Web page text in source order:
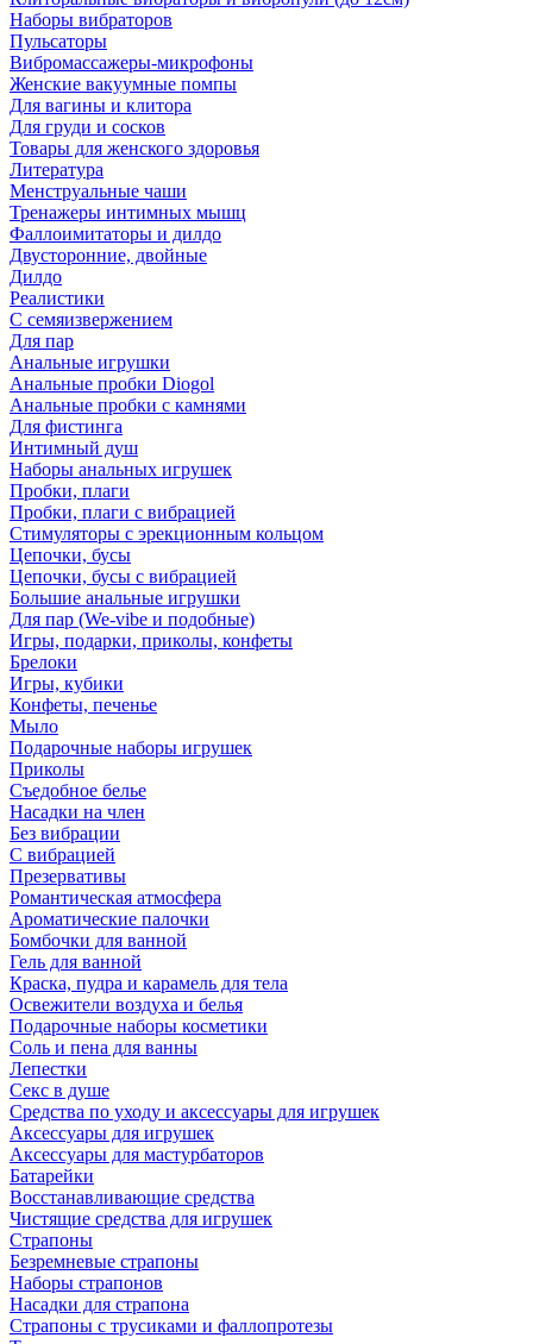
Наборы вибраторов
Пульсаторы
Вибромассажеры-микрофоны
Женские вакуумные помпы
Для вагины и клитора
Для груди и сосков
Товары для женского здоровья
Литература
Менструальные чаши
Тренажеры интимных мышц
Фаллоимитаторы и дилдо
Двусторонние, двойные
Дилдо
Реалистики
С семяизвержением
Для пар
Анальные игрушки
Анальные пробки Diogol
Анальные пробки с камнями
Для фистинга
Интимный душ
Наборы анальных игрушек
Пробки, плаги
Пробки, плаги с вибрацией
Стимуляторы с эрекционным кольцом
Цепочки, бусы
Цепочки, бусы с вибрацией
Большие анальные игрушки
Для пар (We-vibe и подобные)
Игры, подарки, приколы, конфеты
Брелоки
Игры, кубики
Конфеты, печенье
Мыло
Подарочные наборы игрушек
Приколы
Съедобное белье
Насадки на член
Без вибрации
С вибрацией
Презервативы
Романтическая атмосфера
Ароматические палочки
Бомбочки для ванной
Гель для ванной
Краска, пудра и карамель для тела
Освежители воздуха и белья
Подарочные наборы косметики
Соль и пена для ванны
Лепестки
Секс в душе
Средства по уходу и аксессуары для игрушек
Аксессуары для игрушек
Аксессуары для мастурбаторов
Батарейки
Восстанавливающие средства
Чистящие средства для игрушек
Страпоны
Безремневые страпоны
Наборы страпонов
Насадки для страпона
Страпоны с трусиками и фаллопротезы